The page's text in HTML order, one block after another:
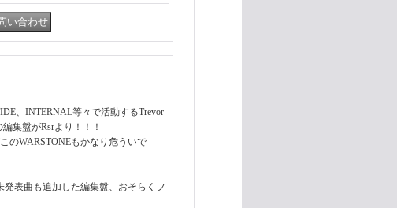
、INTERNAL等々で活動するTrevor
集盤がRsrより！！！
のWARSTONEもかなり危ういで
発表曲も追加した編集盤、おそらくフ